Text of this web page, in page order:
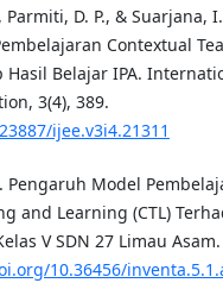
Parmiti, D. P., & Suarjana,
Contextual
Belajar IPA.
3(4), 389.
ijee.v3i4.21311
Pengaruh Model
and Learning (CTL)
V SDN 27 Limau Asam.
10.36456/